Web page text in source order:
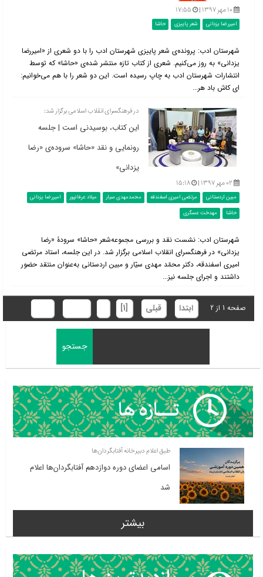
۱۰ مهر ۱۳۹۷ | ۱۷:۵۵
امیررضا یزدانی شعر پاییزی حاشا
شهرستان ادب: پرونده‌ی شعر پاییزی شهرستان ادب را با دو شعری از «امیررضا
یزدانی» به‌ روز می‌کنیم. شعری از کتاب تازه منتشر شده‌ی «حاشا» که توسط
انتشارات شهرستان ادب به چاپ رسیده است. این دو شعر را با هم می‌خوانیم:
ای کاش باد هر...
در فرهنگسرای انقلاب اسلامی برگزار شد:
این کتاب، بوسیدنی است | جلسه
رونمایی و نقد «حاشا» سروده‌ی «رضا
یزدانی»
۰۲ مهر ۱۳۹۷ | ۱۵:۱۸
مبین اردستانی مرتضی امیری اسفندقه محمدمهدی سیار میلاد عرفانپور
امیررضا یزدانی
حاشا
مهدخت عسگری
شهرستان ادب: نشست نقد و بررسی مجموعه‌شعر «حاشا» سرودۀ «رضا
یزدانی» در فرهنگسرای انقلاب اسلامی برگزار شد. در این جلسه، استاد مرتضی
امیری اسفندقه، دکتر محمّد مهدی سیّار و مبین اردستانی به‌عنوان منتقد حضور
داشتند و اجرای جلسه نیز...
صفحه 1 از 2 ابتدا قبلی [1]
طبق اعلام دبیرخانه آفتابگردان‌ها
اسامی اعضای دوره دوازدهم آفتابگردان‌ها اعلام
شد
بیشتر